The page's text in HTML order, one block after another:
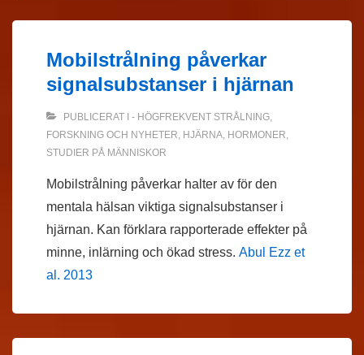
Mobilstrålning påverkar
signalsubstanser i hjärnan
PUBLICERAT I - HÖGFREKVENT STRÅLNING,
FORSKNING OCH NYHETER, HJÄRNA, HORMONER,
STUDIER PÅ MÄNNISKOR
Mobilstrålning påverkar halter av för den
mentala hälsan viktiga signalsubstanser i
hjärnan. Kan förklara rapporterade effekter på
minne, inlärning och ökad stress. Abul Ezz et
al. 2013